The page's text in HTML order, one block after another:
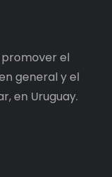
el
general y el
en Uruguay.